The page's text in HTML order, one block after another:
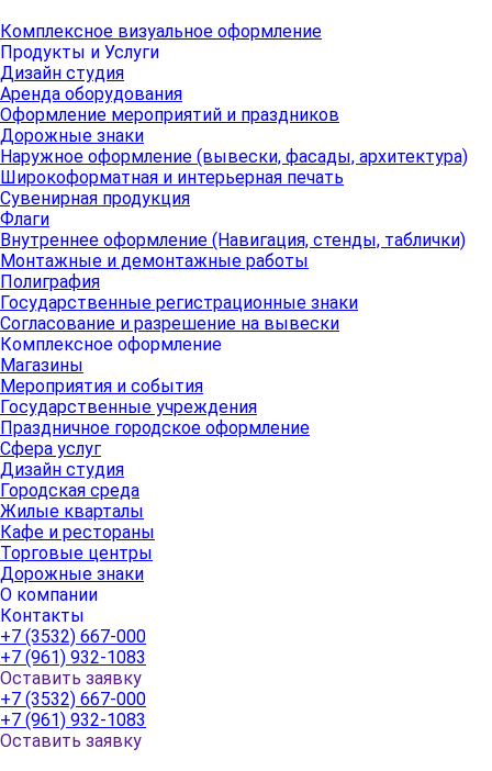
Комплексное визуальное оформление
Продукты и Услуги
Дизайн студия
Аренда оборудования
Оформление мероприятий и праздников
Дорожные знаки
Наружное оформление (вывески, фасады, архитектура)
Широкоформатная и интерьерная печать
Сувенирная продукция
Флаги
Внутреннее оформление (Навигация, стенды, таблички)
Монтажные и демонтажные работы
Полиграфия
Государственные регистрационные знаки
Согласование и разрешение на вывески
Комплексное оформление
Магазины
Мероприятия и события
Государственные учреждения
Праздничное городское оформление
Сфера услуг
Дизайн студия
Городская среда
Жилые кварталы
Кафе и рестораны
Торговые центры
Дорожные знаки
О компании
Контакты
+7 (3532) 667-000
+7 (961) 932-1083
Оставить заявку
+7 (3532) 667-000
+7 (961) 932-1083
Оставить заявку